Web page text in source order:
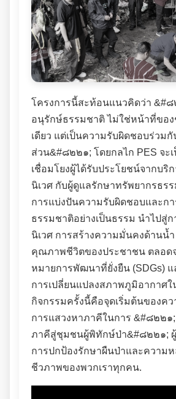
โครงการนี้สะท้อนแนวคิดว่า &#๘
อนุรักษ์ธรรมชาติ ไม่ใช่หน้าที่ของ
เดียว แต่เป็นความรับผิดชอบร่วม
ส่วน&#๘๒๒๑; โดยกลไก PES จะ
เชื่อมโยงผู้ได้รับประโยชน์จากบริ
นิเวศ กับผู้ดูแลรักษาทรัพยากรธร
การแบ่งปันความรับผิดชอบและกา
ธรรมชาติอย่างเป็นธรรม นำไปสู่
นิเวศ การสร้างความมั่นคงด้านน้
คุณภาพชีวิตของประชาชน ตลอด
หมายการพัฒนาที่ยั่งยืน (SDGs)
การเปลี่ยนแปลงสภาพภูมิอากาศใ
กิจกรรมครั้งนี้คือจุดเริ่มต้นของค
การแสวงหาภาคีในการ &#๘๒๒๑
ภาคีสู่ชุมชนผู้พิทักษ์ป่า&#๘๒๒๑;
การปกป้องรักษาผืนป่าและความ
ชีวภาพของพวกเราทุกคน.